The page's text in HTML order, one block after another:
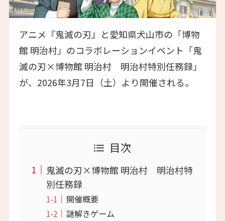
アニメ『鬼滅の刃』と愛知県犬山市の「博物
館 明治村」のコラボレーションイベント「鬼
滅の刃×博物館 明治村 明治村特別任務録」
が、2026年3月7日（土）より開催される。
目次
鬼滅の刃×博物館 明治村 明治村特
別任務録
開催概要
謎解きゲーム